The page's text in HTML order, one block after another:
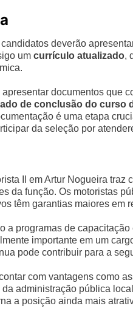
deverão
um currículo atualizado,
documentos que
de conclusão do curso
é uma etapa
da seleção por
II em Artur Nogueira
da função. Os motoristas
têm garantias maiores em
a programas de
importante em um
pode contribuir para a
com vantagens como
administração pública
a posição ainda mais